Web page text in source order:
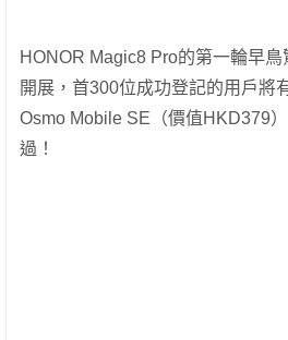
HONOR Magic8 Pro的第一輪早
開展，首300位成功登記的用戶將
Osmo Mobile SE（價值HKD379
過！